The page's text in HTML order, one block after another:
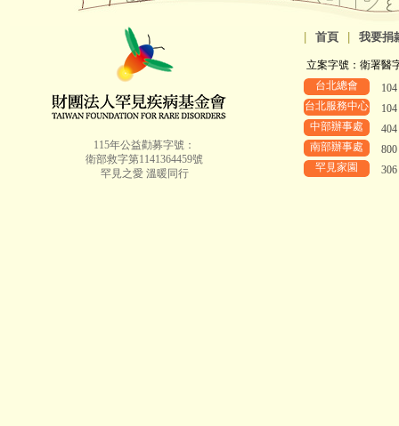
115年公益勸募字號：
衛部救字第1141364459號
罕見之愛 溫暖同行
首頁 我要捐
立案字號：衛署醫
台北總會
台北服務中心
中部辦事處
南部辦事處
罕見家園